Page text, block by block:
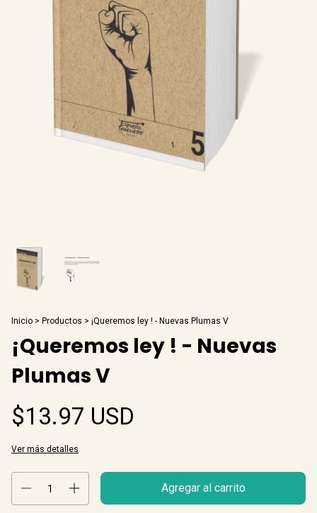
Inicio > Productos > ¡Queremos ley ! - Nuevas Plumas V
¡Queremos ley ! - Nuevas
Plumas V
$13.97 USD
Ver más detalles